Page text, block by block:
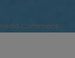
Commons